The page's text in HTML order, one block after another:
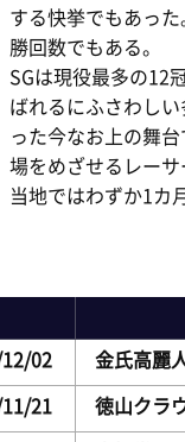
する快挙でもあっ
勝回数でもある。
SGは現役最多の12
ばれるにふさわし
った今なお上の舞
場をめざせるレーサ
当地ではわずか1カ
02 金氏高麗
21 徳山クラ